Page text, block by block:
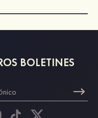
BOLETINES